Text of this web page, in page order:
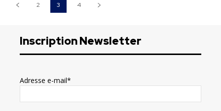
2 3 4
Inscription Newsletter
Adresse e-mail*